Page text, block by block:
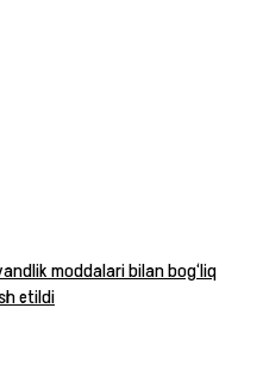
moddalari bilan bog‘liq
etildi